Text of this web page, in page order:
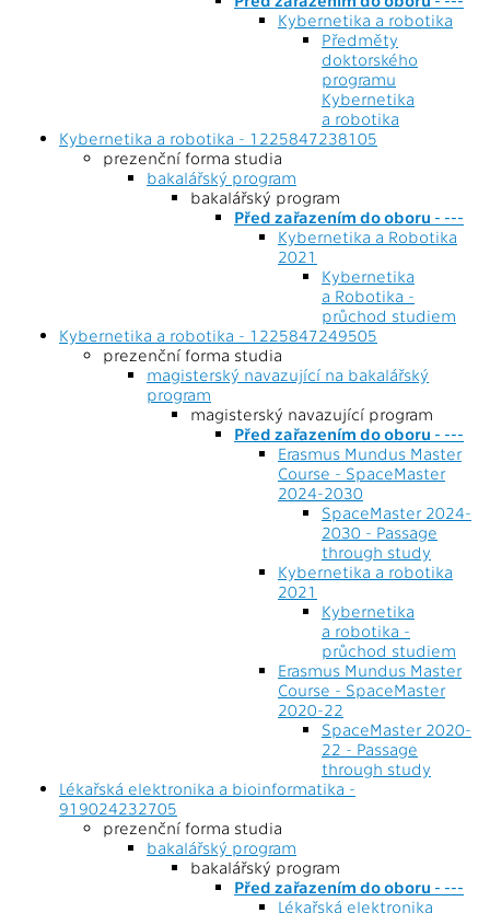
Kybernetika a robotika
Předměty
doktorského
programu
Kybernetika
a robotika
Kybernetika a robotika - 1225847238105
prezenční forma studia
bakalářský program
bakalářský program
Před zařazením do oboru - ---
Kybernetika a Robotika
2021
Kybernetika
a Robotika -
průchod studiem
Kybernetika a robotika - 1225847249505
prezenční forma studia
magisterský navazující na bakalářský
program
magisterský navazující program
Před zařazením do oboru - ---
Erasmus Mundus Master
Course - SpaceMaster
2024-2030
SpaceMaster 2024-
2030 - Passage
through study
Kybernetika a robotika
2021
Kybernetika
a robotika -
průchod studiem
Erasmus Mundus Master
Course - SpaceMaster
2020-22
SpaceMaster 2020-
22 - Passage
through study
Lékařská elektronika a bioinformatika -
919024232705
prezenční forma studia
bakalářský program
bakalářský program
Před zařazením do oboru - ---
Lékařská elektronika